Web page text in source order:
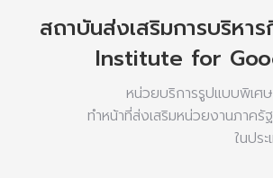
สถาบันส่งเสริมการบริหา
Institute for
หน่วยบริการรูปแบบพิเศ
ทำหน้าที่ส่งเสริมหน่วยงานภาครั
ในปร